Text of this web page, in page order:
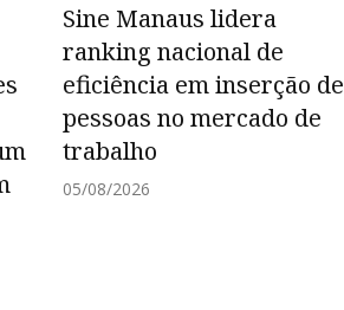
Sine Manaus lidera
ranking nacional de
eficiência em inserção de
pessoas no mercado de
trabalho
05/08/2026